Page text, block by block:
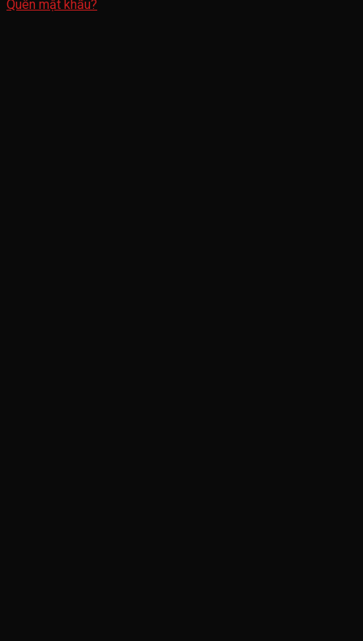
Quên mật khẩu?